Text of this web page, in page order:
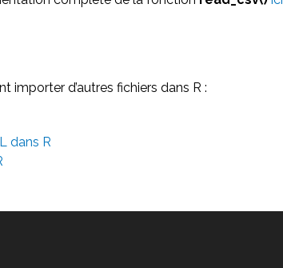
d’autres fichiers dans R :
dans R